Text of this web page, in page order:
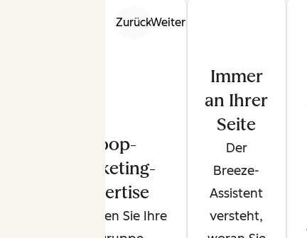
ZurückWeiter
Loop-
Marketing-
Expertise
Definieren Sie Ihre
Immer
an Ihrer
Seite
Der
Breeze-
Assistent
versteht,